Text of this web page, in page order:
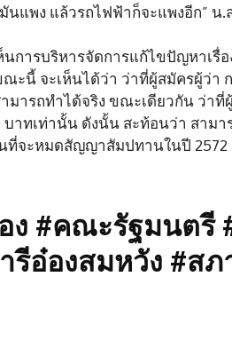
แพง แล้วรถไฟฟ้าก็จะแพงอีก” น.
การบริหารจัดการแก้ไขปัญหาเรื่อ
ะนี้ จะเห็นได้ว่า ว่าที่ผู้สมัครผู้ว่า
มารถทำได้จริง ขณะเดียวกัน ว่าที่
บาทเท่านั้น ดังนั้น สะท้อนว่า สามา
ที่จะหมดสัญญาสัมปทานในปี 2572
ง #คณะรัฐมนตรี
รีอ๋องสมหวัง #สภ